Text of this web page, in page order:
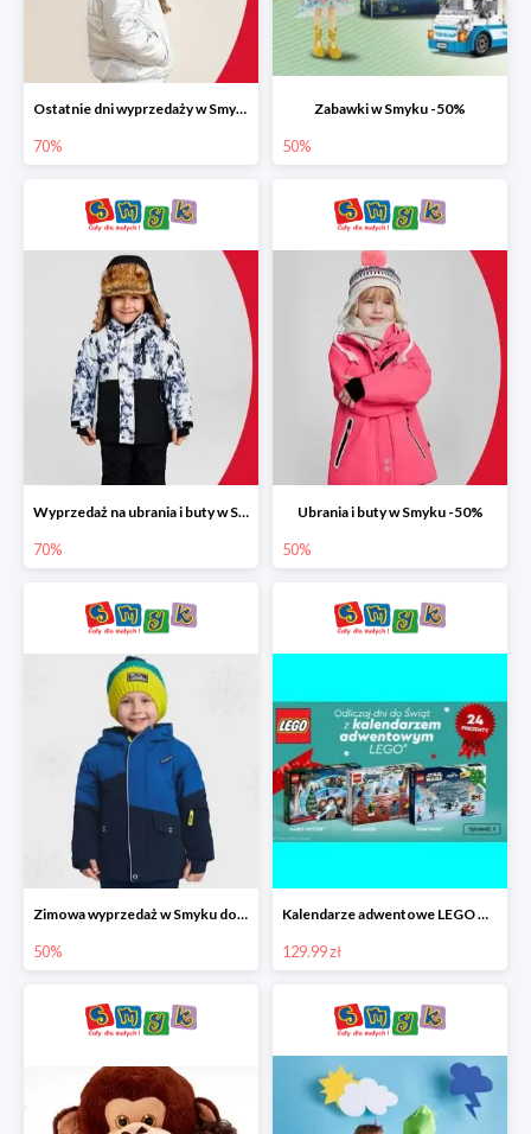
Ostatnie dni wyprzedaży w Smyku do -70%
70%
Zabawki w Smyku -50%
50%
Wyprzedaż na ubrania i buty w Smyku do -70%
70%
Ubrania i buty w Smyku -50%
50%
Zimowa wyprzedaż w Smyku do -50%
50%
Kalendarze adwentowe LEGO w Smyku w super cenie
129.99 zł